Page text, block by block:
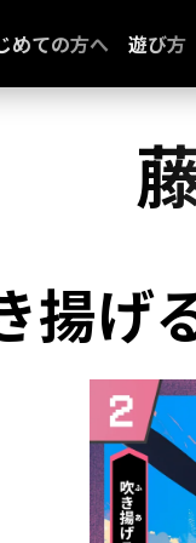
めての方へ 遊び方
揚げ